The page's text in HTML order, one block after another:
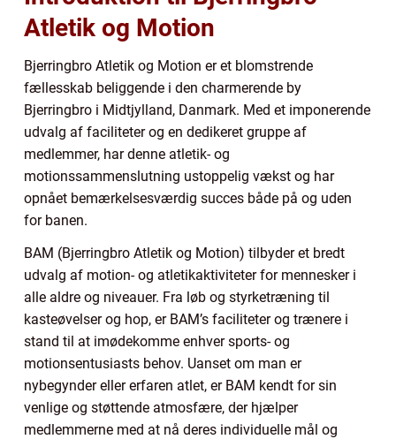
Atletik og Motion
Bjerringbro Atletik og Motion er et blomstrende
fællesskab beliggende i den charmerende by
Bjerringbro i Midtjylland, Danmark. Med et imponerende
udvalg af faciliteter og en dedikeret gruppe af
medlemmer, har denne atletik- og
motionssammenslutning ustoppelig vækst og har
opnået bemærkelsesværdig succes både på og uden
for banen.
BAM (Bjerringbro Atletik og Motion) tilbyder et bredt
udvalg af motion- og atletikaktiviteter for mennesker i
alle aldre og niveauer. Fra løb og styrketræning til
kasteøvelser og hop, er BAM’s faciliteter og trænere i
stand til at imødekomme enhver sports- og
motionsentusiasts behov. Uanset om man er
nybegynder eller erfaren atlet, er BAM kendt for sin
venlige og støttende atmosfære, der hjælper
medlemmerne med at nå deres individuelle mål og